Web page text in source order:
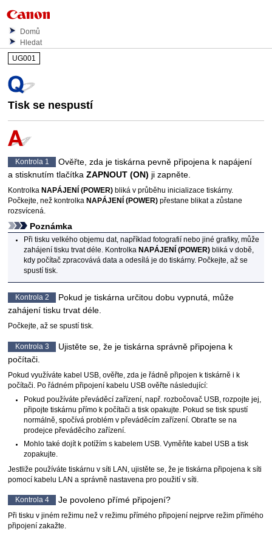
Domů
Hledat
UG001
Tisk se nespustí
Kontrola 1 Ověřte, zda jetiskárna pevně připojena k napájení
a stisknutím tlačítkaZAPNOUT (ON) ji zapněte.
Kontrolka NAPÁJENÍ (POWER) bliká v průběhu inicializacetiskárny.
Počkejte, než kontrolka NAPÁJENÍ (POWER) přestane blikat a zůstane
rozsvícená.
Poznámka
Při tisku velkého objemu dat, například fotografií nebo jiné grafiky, může
zahájení tisku trvat déle.
Kontrolka NAPÁJENÍ (POWER) bliká v době,
kdy počítač zpracovává data a odesílá je dotiskárny. Počkejte, až se
spustí tisk.
Kontrola 2 Pokud jetiskárna určitou dobu vypnutá, může
zahájení tisku trvat déle.
Počkejte, až se spustí tisk.
Kontrola 3 Ujistěte se, že jetiskárna správně připojena k
počítači.
Pokud využíváte kabel USB , ověřte, zda je řádně připojen ktiskárně i k
počítači.
Po řádném připojení kabelu USB ověřte následující:
Pokud používáte převáděcí zařízení, např. rozbočovač USB , rozpojte jej,
připojtetiskárnu přímo k počítači a tisk opakujte.
Pokud se tisk spustí
normálně, spočívá problém v převáděcím zařízení. Obraťte se na
prodejce převáděcího zařízení.
Mohlo také dojít k potížím s kabelem USB Vyměňte kabel USB a tisk
zopakujte.
Jestliže používátetiskárnu v síti LAN, ujistěte se, že jetiskárna připojena k síti
pomocí kabelu LAN a správně nastavena pro použití v síti.
Kontrola 4 Je povoleno přímé připojení?
Při tisku v jiném režimu než v režimu přímého připojení nejprve režim přímého
připojení zakažte.